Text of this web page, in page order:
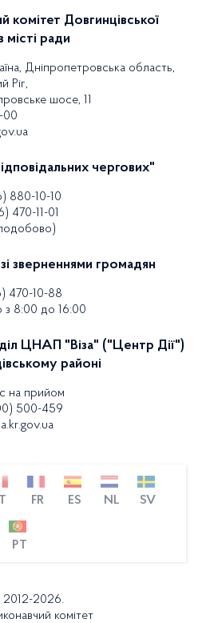
комітет Довгинцівської
місті ради
Дніпропетровська область,
Ріг,
шосе, 11
00
чергових"
880-10-10
470-11-01
зверненнями громадян
470-10-88
8:00 до 16:00
ЦНАП "Віза" ("Центр Дії")
районі
на прийом
500-459
IT FR ES NL SV
PT
2026.
комітет